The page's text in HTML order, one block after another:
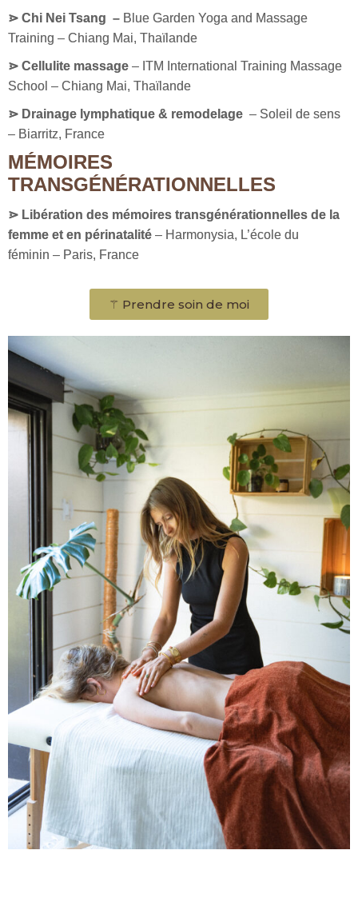
⋗ Chi Nei Tsang – Blue Garden Yoga and Massage
Training – Chiang Mai, Thaïlande
⋗ Cellulite massage – ITM International Training Massage
School – Chiang Mai, Thaïlande
⋗ Drainage lymphatique & remodelage – Soleil de sens
– Biarritz, France
MÉMOIRES
TRANSGÉNÉRATIONNELLES
⋗ Libération des mémoires transgénérationnelles de la
femme et en périnatalité – Harmonysia, L’école du
féminin – Paris, France
⚚ Prendre soin de moi